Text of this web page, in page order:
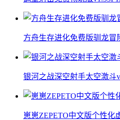
方舟生存进化免费版驯龙冒
银河之战深空射手太空激斗
崽崽ZEPETO中文版个性化